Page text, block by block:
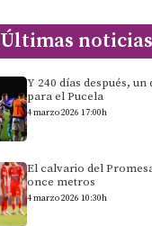
Últimas noticias
Y 240 días después,
para el Pucela
4 marzo 2026 17:00h
El calvario del
once metros
4 marzo 2026 10:30h